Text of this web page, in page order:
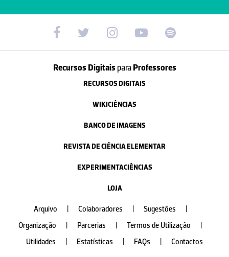
Recursos Digitais paraProfessores
RECURSOS DIGITAIS
WIKICIÊNCIAS
BANCO DE IMAGENS
REVISTA DE CIÊNCIA ELEMENTAR
EXPERIMENTACIÊNCIAS
LOJA
Arquivo Colaboradores Sugestões
Organização
Parcerias Termos de Utilização
Utilidades
Estatísticas FAQs Contactos